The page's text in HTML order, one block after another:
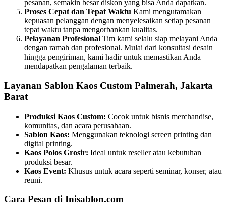
pesanan, semakin besar diskon yang bisa Anda dapatkan.
Proses Cepat dan Tepat Waktu Kami mengutamakan
kepuasan pelanggan dengan menyelesaikan setiap pesanan
tepat waktu tanpa mengorbankan kualitas.
Pelayanan Profesional Tim kami selalu siap melayani Anda
dengan ramah dan profesional. Mulai dari konsultasi desain
hingga pengiriman, kami hadir untuk memastikan Anda
mendapatkan pengalaman terbaik.
Layanan Sablon Kaos Custom Palmerah, Jakarta
Barat
Produksi Kaos Custom: Cocok untuk bisnis merchandise,
komunitas, dan acara perusahaan.
Sablon Kaos: Menggunakan teknologi screen printing dan
digital printing.
Kaos Polos Grosir: Ideal untuk reseller atau kebutuhan
produksi besar.
Kaos Event: Khusus untuk acara seperti seminar, konser, atau
reuni.
Cara Pesan di Inisablon.com